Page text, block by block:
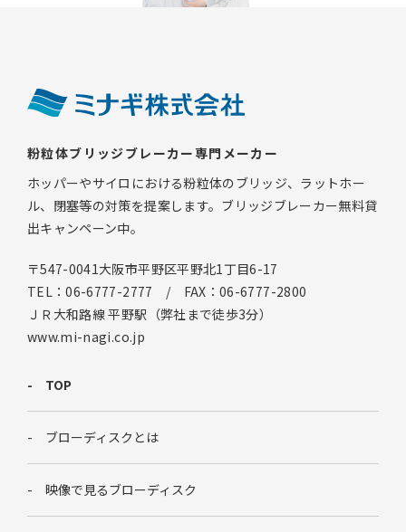
粉粒体ブリッジブレーカー専門メーカー
ホッパーやサイロにおける粉粒体のブリッジ、ラットホー
ル、閉塞等の対策を提案します。ブリッジブレーカー無料貸
出キャンペーン中。
〒547-0041大阪市平野区平野北1丁目6-17
TEL：06-6777-2777 / FAX：06-6777-2800
ＪＲ大和路線 平野駅（弊社まで徒歩3分）
www.mi-nagi.co.jp
TOP
ブローディスクとは
映像で見るブローディスク